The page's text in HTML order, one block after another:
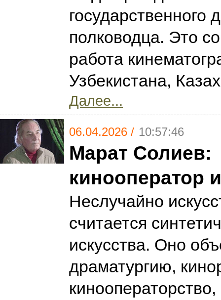
государственного
полководца. Это
работа
Узбекистана,
Далее...
06.04.2026 / 10:57:46
Марат Солиев:
кинооператор
Неслучайно
считается
искусства. Оно
драматургию,
кинооператорство,